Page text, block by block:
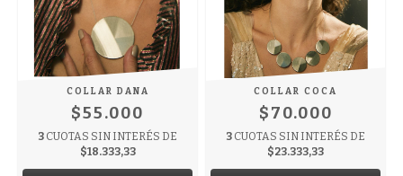
COLLAR DANA
$55.000
3 CUOTAS SIN INTERÉS DE
$18.333,33
COLLAR COCA
$70.000
3 CUOTAS SIN INTERÉS DE
$23.333,33